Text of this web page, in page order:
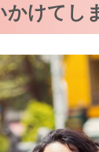
けてし